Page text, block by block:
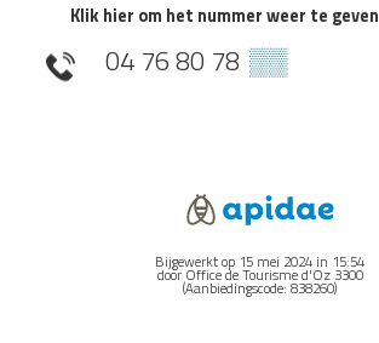
Klik hier om het nummer weer te geven
04 76 80 78 ▒▒
Bijgewerkt op 15 mei 2024 in 15:54
door Office de Tourisme d'Oz 3300
(Aanbiedingscode: 838260)